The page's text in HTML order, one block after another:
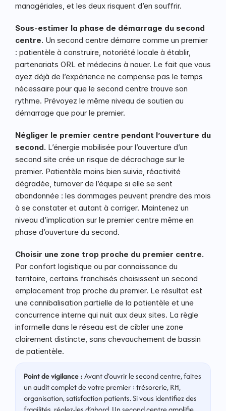
managériales, et les deux risquent d’en souffrir.
Sous-estimer la phase de démarrage du second
centre. Un second centre démarre comme un premier
: patientèle à construire, notoriété locale à établir,
partenariats ORL et médecins à nouer. Le fait que vous
ayez déjà de l’expérience ne compense pas le temps
nécessaire pour que le second centre trouve son
rythme. Prévoyez le même niveau de soutien au
démarrage que pour le premier.
Négliger le premier centre pendant l’ouverture du
second. L’énergie mobilisée pour l’ouverture d’un
second site crée un risque de décrochage sur le
premier. Patientèle moins bien suivie, réactivité
dégradée, turnover de l’équipe si elle se sent
abandonnée : les dommages peuvent prendre des mois
à se constater et autant à corriger. Maintenez un
niveau d’implication sur le premier centre même en
phase d’ouverture du second.
Choisir une zone trop proche du premier centre.
Par confort logistique ou par connaissance du
territoire, certains franchisés choisissent un second
emplacement trop proche du premier. Le résultat est
une cannibalisation partielle de la patientèle et une
concurrence interne qui nuit aux deux sites. La règle
informelle dans le réseau est de cibler une zone
clairement distincte, sans chevauchement de bassin
de patientèle.
Point de vigilance : Avant d’ouvrir le second centre, faites
un audit complet de votre premier : trésorerie, RH,
organisation, satisfaction patients. Si vous identifiez des